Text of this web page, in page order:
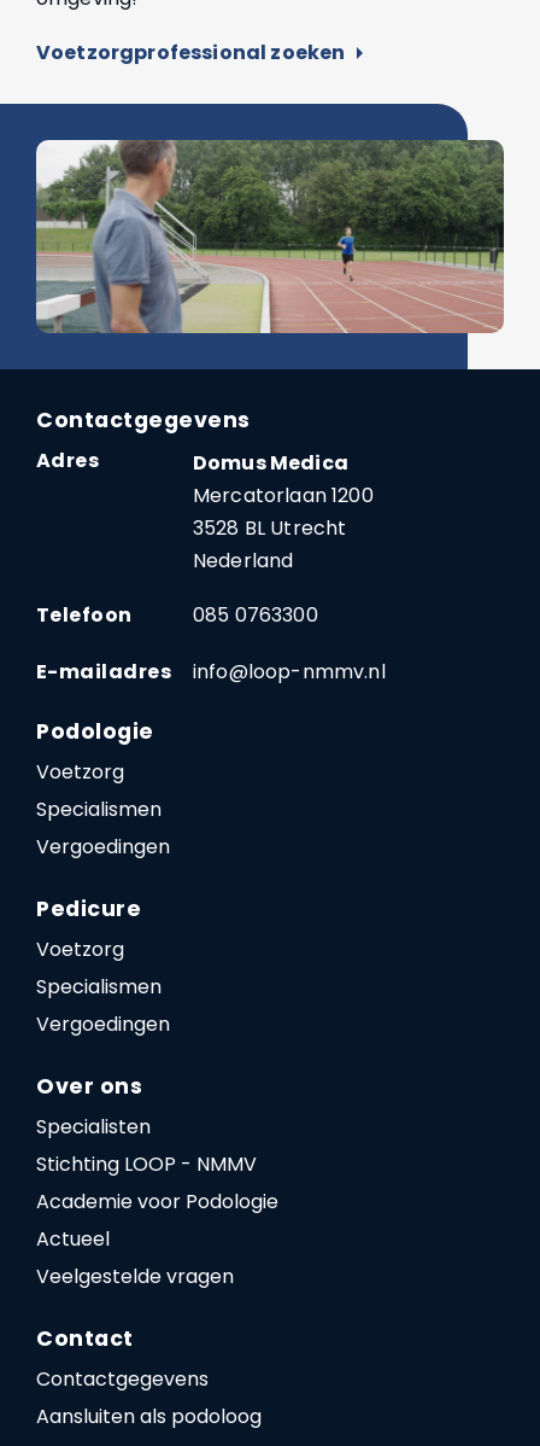
Voetzorgprofessional zoeken arrow_right
Contactgegevens
Adres
Domus Medica
Mercatorlaan 1200
3528 BL Utrecht
Nederland
Telefoon
085 0763300
E-mailadres info@loop-nmmv.nl
Podologie
Voetzorg
Specialismen
Vergoedingen
Pedicure
Voetzorg
Specialismen
Vergoedingen
Over ons
Specialisten
Stichting LOOP - NMMV
Academie voor Podologie
Actueel
Veelgestelde vragen
Contact
Contactgegevens
Aansluiten als podoloog